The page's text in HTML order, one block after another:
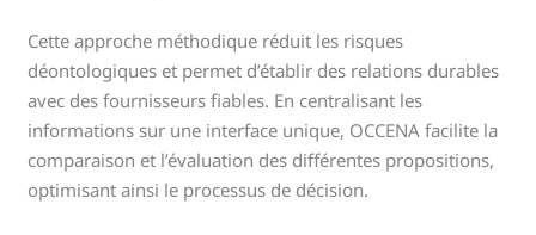
Cette approche méthodique réduit les risques
déontologiques et permet d’établir des relations durables
avec des fournisseurs fiables. En centralisant les
informations sur une interface unique, OCCENA facilite la
comparaison et l’évaluation des différentes propositions,
optimisant ainsi le processus de décision.